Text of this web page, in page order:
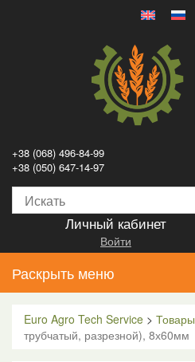
+38 (068) 496-84-99
+38 (050) 647-14-97
Личный кабинет
Войти
Раскрыть меню
Euro Agro Tech Service > Товары
трубчатый, разрезной), 8х60мм